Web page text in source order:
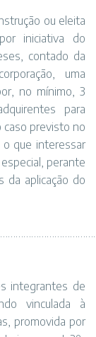
ou eleita
iniciativa do
contado da
uma
no mínimo, 3
para
previsto no
que interessar
perante
da aplicação do
integrantes de
vinculada à
promovida por